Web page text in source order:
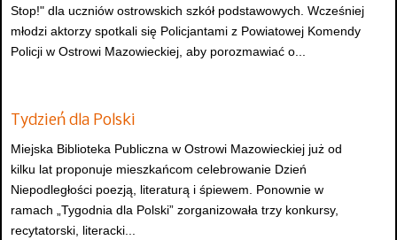
Stop!" dla uczniów ostrowskich szkół podstawowych. Wcześniej
młodzi aktorzy spotkali się Policjantami z Powiatowej Komendy
Policji w Ostrowi Mazowieckiej, aby porozmawiać o...
Tydzień dla Polski
Miejska Biblioteka Publiczna w Ostrowi Mazowieckiej już od
kilku lat proponuje mieszkańcom celebrowanie Dzień
Niepodległości poezją, literaturą i śpiewem. Ponownie w
ramach „Tygodnia dla Polski” zorganizowała trzy konkursy,
recytatorski, literacki...